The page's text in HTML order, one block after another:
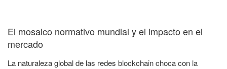
El mosaico normativo mundial y el impacto en el
mercado
La naturaleza global de las redes blockchain choca con la